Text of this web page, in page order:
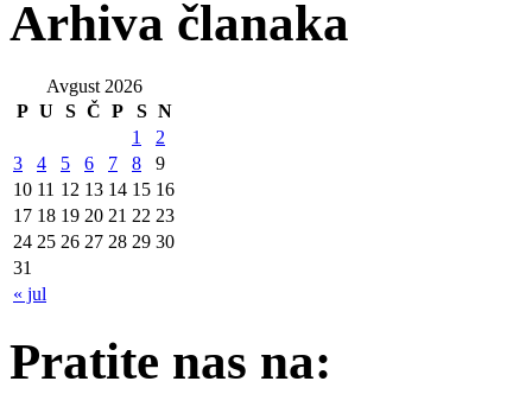
Arhiva članaka
Avgust 2026
P U S Č P S N
« jul
1
2
3
4 5 6 7 8
9
10 11 12 13 14 15 16
17 18 19 20 21 22 23
24 25 26 27 28 29 30
31
Pratite nas na: